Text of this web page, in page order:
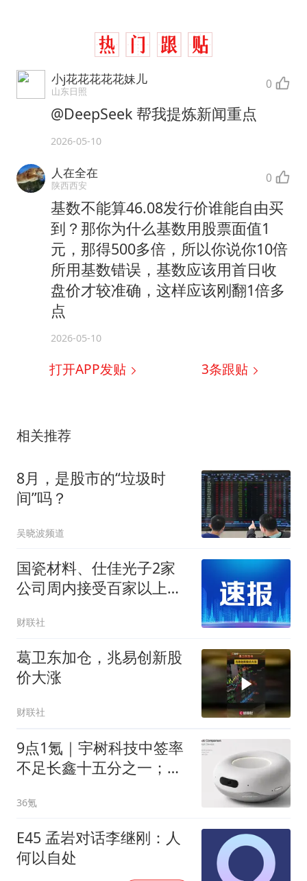
小j花花花花花妹儿
山东日照 0
@DeepSeek 帮我提炼新闻重点
2026-05-10
人在全在
陕西西安 0
基数不能算46.08发行价谁能自由买
到？那你为什么基数用股票面值1
元，那得500多倍，所以你说你10倍
所用基数错误，基数应该用首日收
盘价才较准确，这样应该刚翻1倍多
点
2026-05-10
打开APP发贴 3条跟贴
相关推荐
8月，是股市的“垃圾时
间”吗？
吴晓波频道
国瓷材料、仕佳光子2家
公司周内接受百家以上机
财联社
葛卫东加仓，兆易创新股
价大涨
财联社
9点1氪｜宇树科技中签率
不足长鑫十五分之一；东
改票；雪佛兰将停止在华
销售
36氪
E45 孟岩对话李继刚：人
何以自处